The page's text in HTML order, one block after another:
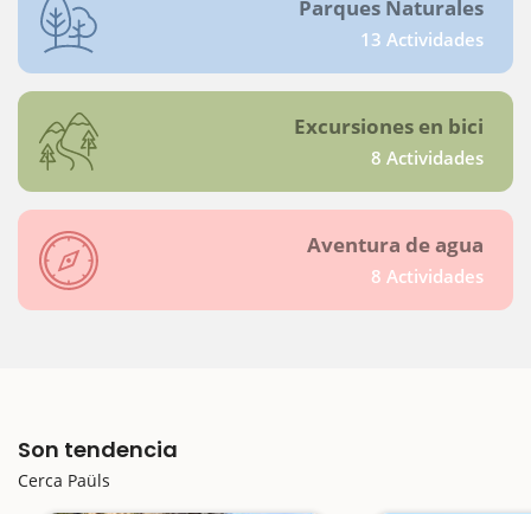
Parques Naturales
13 Actividades
Excursiones en bici
8 Actividades
Aventura de agua
8 Actividades
Son tendencia
Cerca Paüls